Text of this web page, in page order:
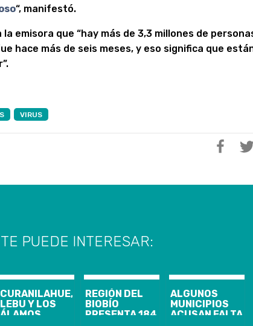
“, manifestó.
emisora que “hay más de 3,3 millones de
hace más de seis meses, y eso significa que
VIRUS
PUEDE INTERESAR:
CURANILAHUE,
LEBU Y LOS
ÁLAMOS
REGIÓN DEL
BIOBÍO
PRESENTA 184
ALGUNOS
MUNICIPIOS
ACUSAN FALTA